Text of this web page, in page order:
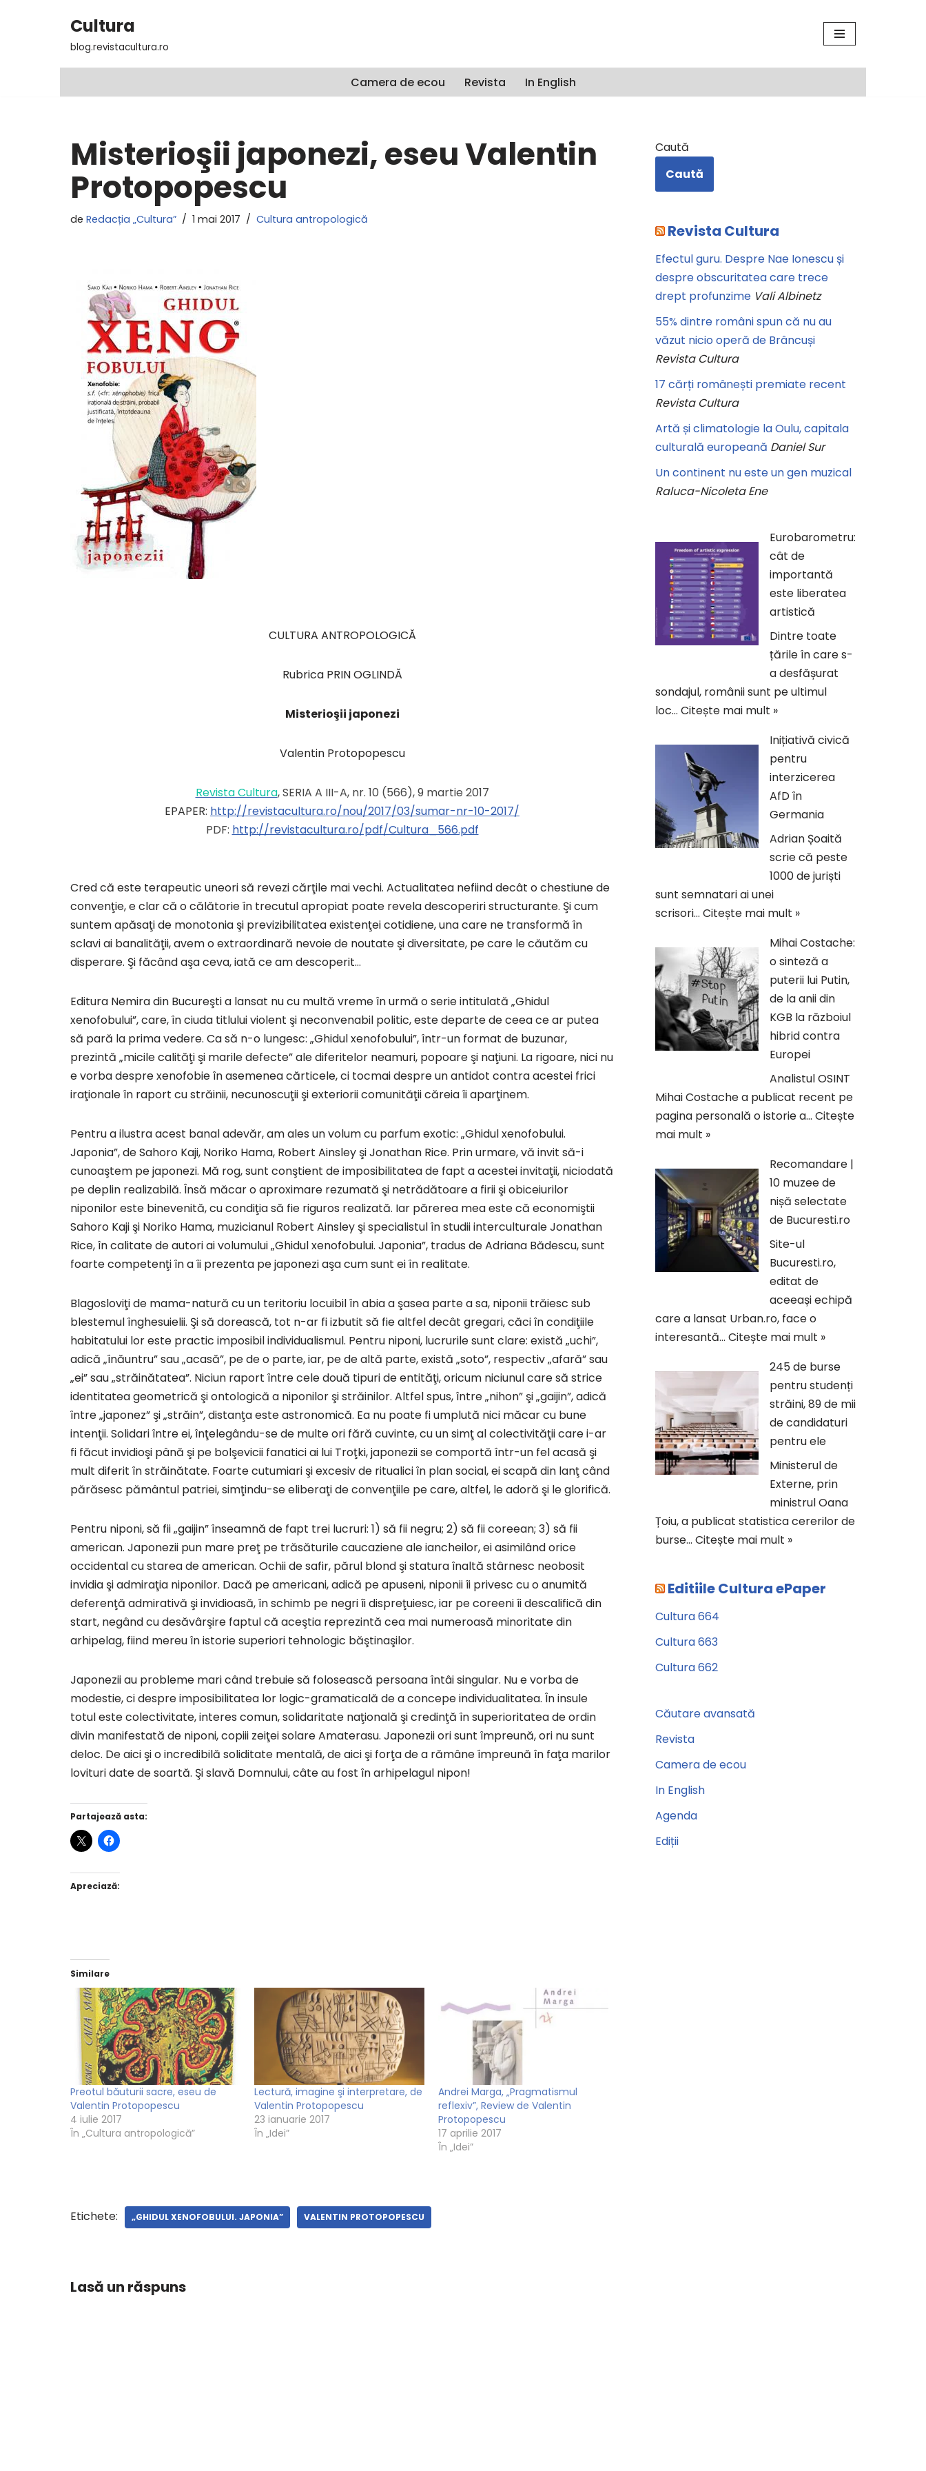
Cultura
blog.revistacultura.ro
Camera de ecou Revista In English
Misterioşii japonezi, eseu Valentin
Protopopescu
de Redacția „Cultura” 1 mai 2017 Cultura antropologică
CULTURA ANTROPOLOGICĂ
Rubrica PRIN OGLINDĂ
Misterioşii japonezi
Valentin Protopopescu
Revista Cultura, SERIA A III-A, nr. 10 (566), 9 martie 2017
EPAPER: http://revistacultura.ro/nou/2017/03/sumar-nr-10-2017/
PDF: http://revistacultura.ro/pdf/Cultura_566.pdf
Cred că este terapeutic uneori să revezi cărţile mai vechi. Actualitatea nefiind decât o chestiune de
convenţie, e clar că o călătorie în trecutul apropiat poate revela descoperiri structurante. Şi cum
suntem apăsaţi de monotonia şi previzibilitatea existenţei cotidiene, una care ne transformă în
sclavi ai banalităţii, avem o extraordinară nevoie de noutate şi diversitate, pe care le căutăm cu
disperare. Şi făcând aşa ceva, iată ce am descoperit…
Editura Nemira din Bucureşti a lansat nu cu multă vreme în urmă o serie intitulată „Ghidul
xenofobului”, care, în ciuda titlului violent şi neconvenabil politic, este departe de ceea ce ar putea
să pară la prima vedere. Ca să n-o lungesc: „Ghidul xenofobului”, într-un format de buzunar,
prezintă „micile calităţi şi marile defecte” ale diferitelor neamuri, popoare şi naţiuni. La rigoare, nici nu
e vorba despre xenofobie în asemenea cărticele, ci tocmai despre un antidot contra acestei frici
iraţionale în raport cu străinii, necunoscuţii şi exteriorii comunităţii căreia îi aparţinem.
Pentru a ilustra acest banal adevăr, am ales un volum cu parfum exotic: „Ghidul xenofobului.
Japonia”, de Sahoro Kaji, Noriko Hama, Robert Ainsley şi Jonathan Rice. Prin urmare, vă invit să-i
cunoaştem pe japonezi. Mă rog, sunt conştient de imposibilitatea de fapt a acestei invitaţii, niciodată
pe deplin realizabilă. Însă măcar o aproximare rezumată şi netrădătoare a firii şi obiceiurilor
niponilor este binevenită, cu condiţia să fie riguros realizată. Iar părerea mea este că economiştii
Sahoro Kaji şi Noriko Hama, muzicianul Robert Ainsley şi specialistul în studii interculturale Jonathan
Rice, în calitate de autori ai volumului „Ghidul xenofobului. Japonia”, tradus de Adriana Bădescu, sunt
foarte competenţi în a îi prezenta pe japonezi aşa cum sunt ei în realitate.
Blagosloviţi de mama-natură cu un teritoriu locuibil în abia a şasea parte a sa, niponii trăiesc sub
blestemul înghesuielii. Şi să dorească, tot n-ar fi izbutit să fie altfel decât gregari, căci în condiţiile
habitatului lor este practic imposibil individualismul. Pentru niponi, lucrurile sunt clare: există „uchi”,
adică „înăuntru” sau „acasă”, pe de o parte, iar, pe de altă parte, există „soto”, respectiv „afară” sau
„ei” sau „străinătatea”. Niciun raport între cele două tipuri de entităţi, oricum niciunul care să strice
identitatea geometrică şi ontologică a niponilor şi străinilor. Altfel spus, între „nihon” şi „gaijin”, adică
între „japonez” şi „străin”, distanţa este astronomică. Ea nu poate fi umplută nici măcar cu bune
intenţii. Solidari între ei, înţelegându-se de multe ori fără cuvinte, cu un simţ al colectivităţii care i-ar
fi făcut invidioşi până şi pe bolşevicii fanatici ai lui Troţki, japonezii se comportă într-un fel acasă şi
mult diferit în străinătate. Foarte cutumiari şi excesiv de ritualici în plan social, ei scapă din lanţ când
părăsesc pământul patriei, simţindu-se eliberaţi de convenţiile pe care, altfel, le adoră şi le glorifică.
Pentru niponi, să fii „gaijin” înseamnă de fapt trei lucruri: 1) să fii negru; 2) să fii coreean; 3) să fii
american. Japonezii pun mare preţ pe trăsăturile caucaziene ale iancheilor, ei asimilând orice
occidental cu starea de american. Ochii de safir, părul blond şi statura înaltă stârnesc neobosit
invidia şi admiraţia niponilor. Dacă pe americani, adică pe apuseni, niponii îi privesc cu o anumită
deferenţă admirativă şi invidioasă, în schimb pe negri îi dispreţuiesc, iar pe coreeni îi descalifică din
start, negând cu desăvârşire faptul că aceştia reprezintă cea mai numeroasă minoritate din
arhipelag, fiind mereu în istorie superiori tehnologic băştinaşilor.
Japonezii au probleme mari când trebuie să folosească persoana întâi singular. Nu e vorba de
modestie, ci despre imposibilitatea lor logic-gramaticală de a concepe individualitatea. În insule
totul este colectivitate, interes comun, solidaritate naţională şi credinţă în superioritatea de ordin
divin manifestată de niponi, copiii zeiţei solare Amaterasu. Japonezii ori sunt împreună, ori nu sunt
deloc. De aici şi o incredibilă soliditate mentală, de aici şi forţa de a rămâne împreună în faţa marilor
lovituri date de soartă. Şi slavă Domnului, câte au fost în arhipelagul nipon!
Partajează asta:
Apreciază:
Similare
Preotul băuturii sacre, eseu de
Valentin Protopopescu
4 iulie 2017
În „Cultura antropologică”
Lectură, imagine şi interpretare, de
Valentin Protopopescu
23 ianuarie 2017
În „Idei”
Andrei Marga, „Pragmatismul
reflexiv”, Review de Valentin
Protopopescu
17 aprilie 2017
În „Idei”
Etichete: „GHIDUL XENOFOBULUI. JAPONIA” VALENTIN PROTOPOPESCU
Lasă un răspuns
Caută
Caută
Revista Cultura
Efectul guru. Despre Nae Ionescu și
despre obscuritatea care trece
drept profunzime Vali Albinetz
55% dintre români spun că nu au
văzut nicio operă de Brâncuși
Revista Cultura
17 cărți românești premiate recent
Revista Cultura
Artă și climatologie la Oulu, capitala
culturală europeană Daniel Sur
Un continent nu este un gen muzical
Raluca-Nicoleta Ene
Eurobarometru:
cât de
importantă
este liberatea
artistică
Dintre toate
țările în care s-
a desfășurat
sondajul, românii sunt pe ultimul
loc… Citește mai mult »
Inițiativă civică
pentru
interzicerea
AfD în
Germania
Adrian Șoaită
scrie că peste
1000 de juriști
sunt semnatari ai unei
scrisori… Citește mai mult »
Mihai Costache:
o sinteză a
puterii lui Putin,
de la anii din
KGB la războiul
hibrid contra
Europei
Analistul OSINT
Mihai Costache a publicat recent pe
pagina personală o istorie a… Citește
mai mult »
Recomandare |
10 muzee de
nișă selectate
de Bucuresti.ro
Site-ul
Bucuresti.ro,
editat de
aceeași echipă
care a lansat Urban.ro, face o
interesantă… Citește mai mult »
245 de burse
pentru studenți
străini, 89 de mii
de candidaturi
pentru ele
Ministerul de
Externe, prin
ministrul Oana
Țoiu, a publicat statistica cererilor de
burse… Citește mai mult »
Editiile Cultura ePaper
Cultura 664
Cultura 663
Cultura 662
Căutare avansată
Revista
Camera de ecou
In English
Agenda
Ediții